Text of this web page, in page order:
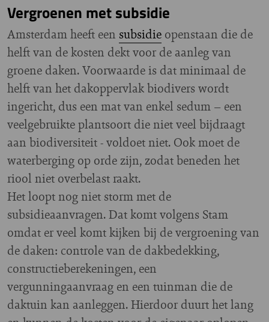
Vergroenen met subsidie
Amsterdam heeft een subsidie openstaan die de
helft van de kosten dekt voor de aanleg van
groene daken. Voorwaarde is dat minimaal de
helft van het dakoppervlak biodivers wordt
ingericht, dus een mat van enkel sedum – een
veelgebruikte plantsoort die niet veel bijdraagt
aan biodiversiteit - voldoet niet. Ook moet de
waterberging op orde zijn, zodat beneden het
riool niet overbelast raakt.
Het loopt nog niet storm met de
subsidieaanvragen. Dat komt volgens Stam
omdat er veel komt kijken bij de vergroening van
de daken: controle van de dakbedekking,
constructieberekeningen, een
vergunningaanvraag en een tuinman die de
daktuin kan aanleggen. Hierdoor duurt het lang